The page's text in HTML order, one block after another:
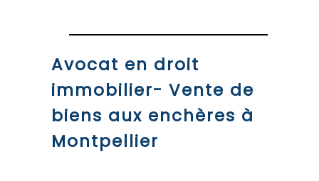
Avocat en droit
immobilier- Vente de
biens aux enchères à
Montpellier